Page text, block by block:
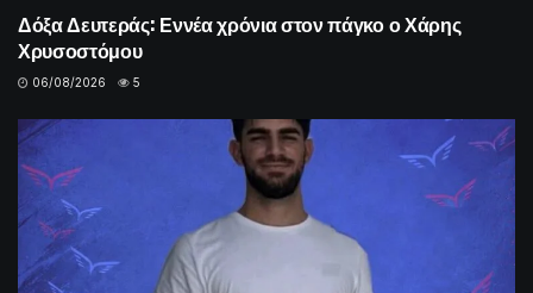
Δόξα Δευτεράς: Εννέα χρόνια στον πάγκο ο Χάρης
Χρυσοστόμου
06/08/2026 5